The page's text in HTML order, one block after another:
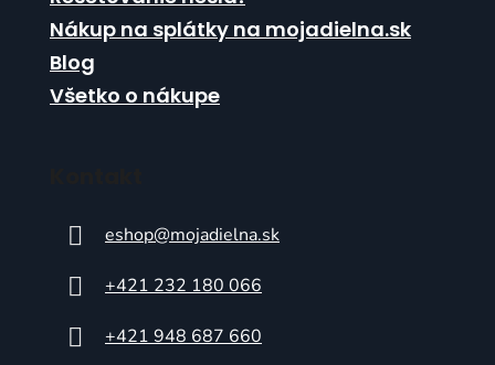
Nákup na splátky na mojadielna.sk
Blog
Všetko o nákupe
eshop@mojadielna.sk
+421 232 180 066
+421 948 687 660